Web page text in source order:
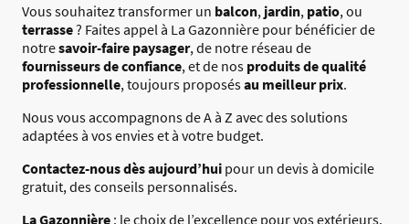
Vous souhaitez transformer un balcon, jardin, patio, ou
terrasse? Faites appel à La Gazonnière pour bénéficier de
notresavoir-faire paysager, de notre réseau de
fournisseurs de confiance, et de nos produits de qualité
professionnelle, toujours proposésau meilleur prix.
Nous vous accompagnons de A à Z avec des solutions
adaptées à vos envies et à votre budget.
Contactez-nous dès aujourd’hui pour un devis à domicile
gratuit, des conseils personnalisés.
La Gazonnière : le choix de l’excellence pour vos extérieurs.